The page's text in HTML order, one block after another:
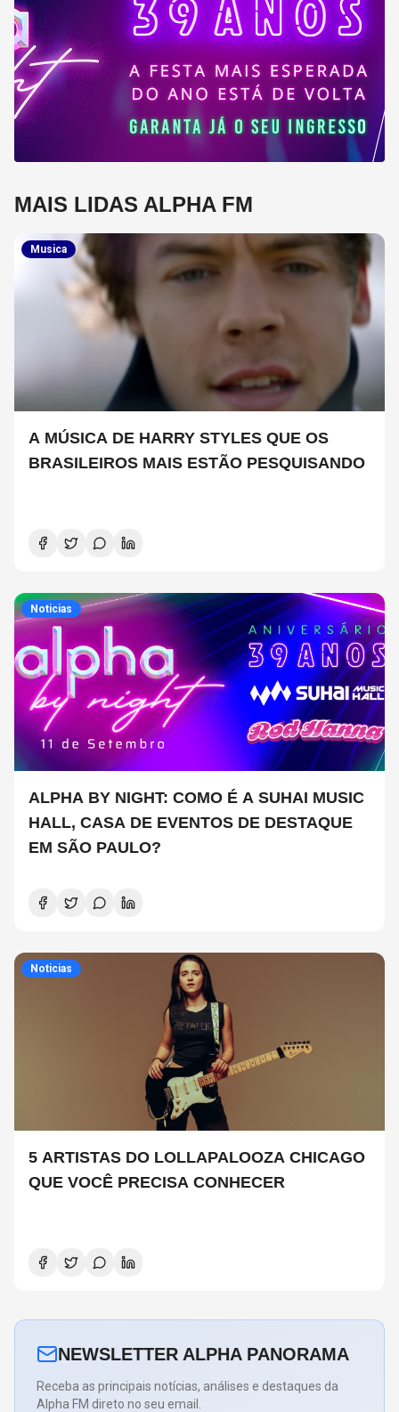
MAIS LIDAS ALPHA FM
Musica
A MÚSICA DE HARRY STYLES QUE OS
BRASILEIROS MAIS ESTÃO PESQUISANDO
Noticias
ALPHA BY NIGHT: COMO É A SUHAI MUSIC
HALL, CASA DE EVENTOS DE DESTAQUE
EM SÃO PAULO?
Noticias
5 ARTISTAS DO LOLLAPALOOZA CHICAGO
QUE VOCÊ PRECISA CONHECER
NEWSLETTER ALPHA PANORAMA
Receba as principais notícias, análises e destaques da
Alpha FM direto no seu email.